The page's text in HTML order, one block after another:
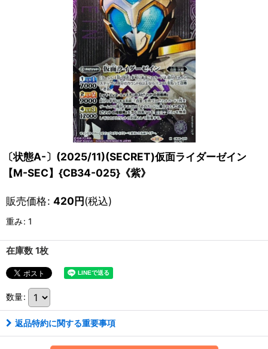
〔状態A-〕(2025/11)(SECRET)仮面ライダーゼイン
【M-SEC】{CB34-025}《紫》
販売価格: 420円(税込)
重み: 1
在庫数 1枚
数量:
返品特約に関する重要事項